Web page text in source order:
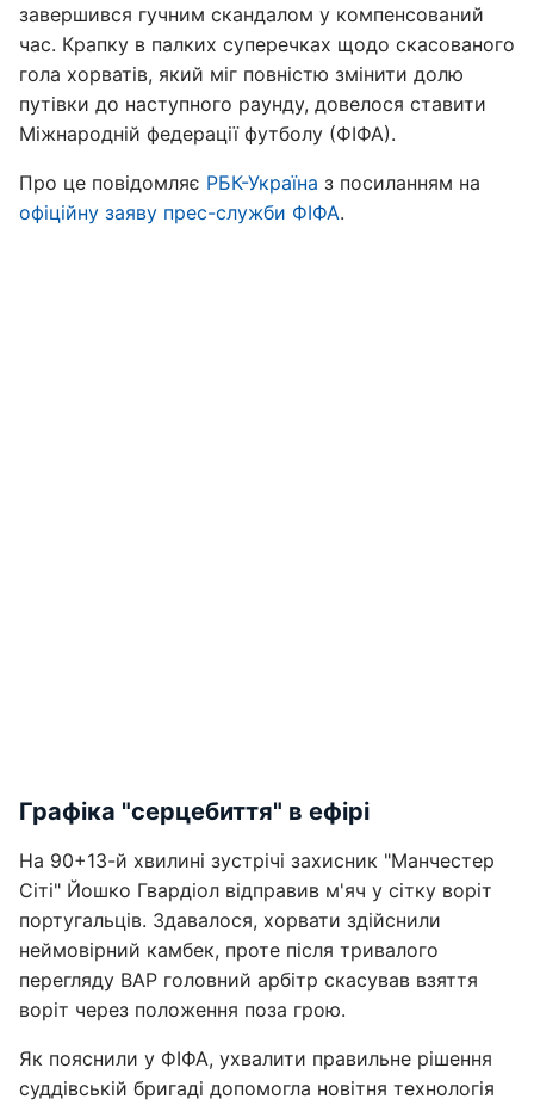
завершився гучним скандалом у компенсований
час. Крапку в палких суперечках щодо скасованого
гола хорватів, який міг повністю змінити долю
путівки до наступного раунду, довелося ставити
Міжнародній федерації футболу (ФІФА).
Про це повідомляє РБК-Україна з посиланням на
офіційну заяву прес-служби ФІФА.
Графіка "серцебиття" в ефірі
На 90+13-й хвилині зустрічі захисник "Манчестер
Сіті" Йошко Гвардіол відправив м'яч у сітку воріт
португальців. Здавалося, хорвати здійснили
неймовірний камбек, проте після тривалого
перегляду ВАР головний арбітр скасував взяття
воріт через положення поза грою.
Як пояснили у ФІФА, ухвалити правильне рішення
суддівській бригаді допомогла новітня технологія